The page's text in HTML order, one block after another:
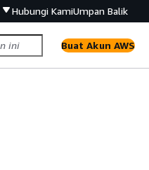
Hubungi KamiUmpan Balik
Buat Akun AWS